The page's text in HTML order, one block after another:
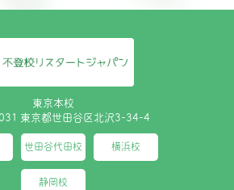
東京本校
東京都世田谷区北沢3-34-4
世田谷代田校 横浜校
静岡校